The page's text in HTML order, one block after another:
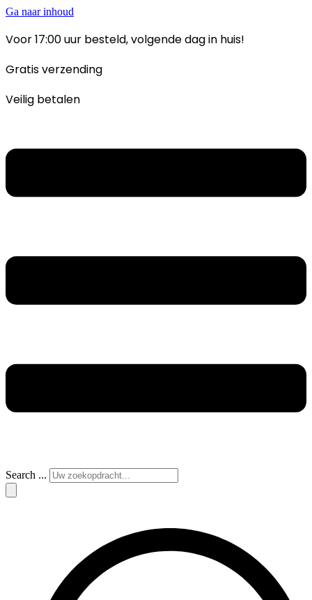
Ga naar inhoud
Voor 17:00 uur besteld, volgende dag in huis!
Gratis verzending
Veilig betalen
Search ...